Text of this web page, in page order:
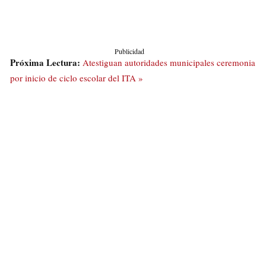
Publicidad
Próxima Lectura: Atestiguan autoridades municipales ceremonia
por inicio de ciclo escolar del ITA »